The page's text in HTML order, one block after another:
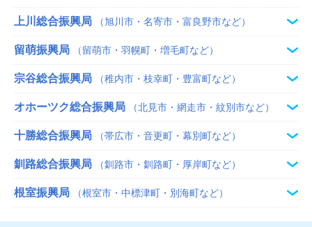
上川総合振興局 （旭川市・名寄市・富良野市など）
留萌振興局 （留萌市・羽幌町・増毛町など）
宗谷総合振興局 （稚内市・枝幸町・豊富町など）
オホーツク総合振興局 （北見市・網走市・紋別市など）
十勝総合振興局 （帯広市・音更町・幕別町など）
釧路総合振興局 （釧路市・釧路町・厚岸町など）
根室振興局 （根室市・中標津町・別海町など）